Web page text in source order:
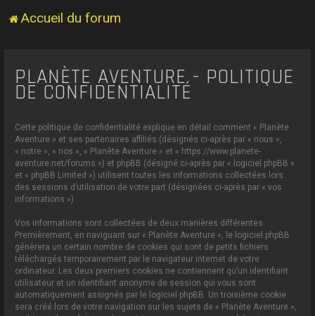
Accueil du forum
PLANÈTE AVENTURE - POLITIQUE
DE CONFIDENTIALITÉ
Cette politique de confidentialité explique en détail comment « Planète
Aventure » et ses partenaires affiliés (désignés ci-après par « nous »,
« notre », « nos », « Planète Aventure » et « https://www.planete-
aventure.net/forums ») et phpBB (désigné ci-après par « logiciel phpBB »
et « phpBB Limited ») utilisent toutes les informations collectées lors
des sessions d’utilisation de votre part (désignées ci-après par « vos
informations »).
Vos informations sont collectées de deux manières différentes.
Premièrement, en naviguant sur « Planète Aventure », le logiciel phpBB
génèrera un certain nombre de cookies qui sont de petits fichiers
téléchargés temporairement par le navigateur internet de votre
ordinateur. Les deux premiers cookies ne contiennent qu’un identifiant
utilisateur et un identifiant anonyme de session qui vous sont
automatiquement assignés par le logiciel phpBB. Un troisième cookie
sera créé lors de votre navigation sur les sujets de « Planète Aventure »,